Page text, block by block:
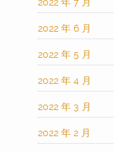
2022 年 6 月
2022 年 5 月
2022 年 4 月
2022 年 3 月
2022 年 2 月